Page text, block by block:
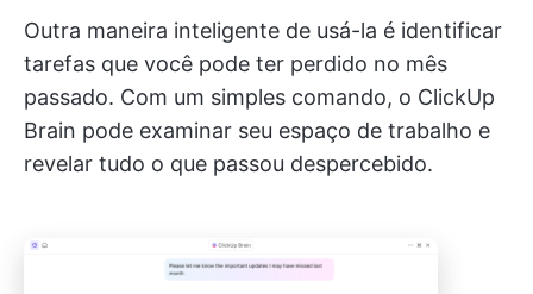
Outra maneira inteligente de usá-la é identificar
tarefas que você pode ter perdido no mês
passado. Com um simples comando, o ClickUp
Brain pode examinar seu espaço de trabalho e
revelar tudo o que passou despercebido.